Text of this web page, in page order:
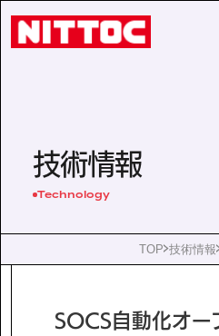
事業内容
技術情報
Technology
TOP 技術情報
SOCS自動化オー